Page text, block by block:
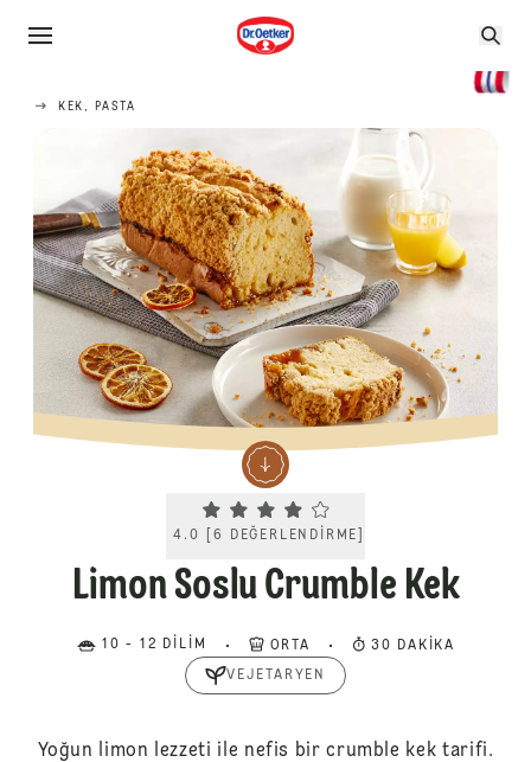
KEK, PASTA
Current rating 4.0. Click to rate.
4.0 [6 DEĞERLENDIRME
Limon Soslu Crumble Kek
10 - 12 DILIM ORTA 30 DAKIKA
VEJETARYEN
Yoğun limon lezzeti ile nefis bir crumble kek tarifi.